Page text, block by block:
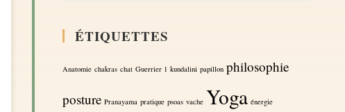
ÉTIQUETTES
Anatomie chakras chat Guerrier 1 kundalini papillon philosophie
posture Pranayama pratique psoas vache Yoga énergie